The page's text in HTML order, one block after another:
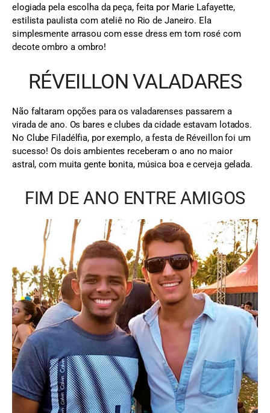
elogiada pela escolha da peça, feita por Marie Lafayette,
estilista paulista com ateliê no Rio de Janeiro. Ela
simplesmente arrasou com esse dress em tom rosé com
decote ombro a ombro!
RÉVEILLON VALADARES
Não faltaram opções para os valadarenses passarem a
virada de ano. Os bares e clubes da cidade estavam lotados.
No Clube Filadélfia, por exemplo, a festa de Réveillon foi um
sucesso! Os dois ambientes receberam o ano no maior
astral, com muita gente bonita, música boa e cerveja gelada.
FIM DE ANO ENTRE AMIGOS